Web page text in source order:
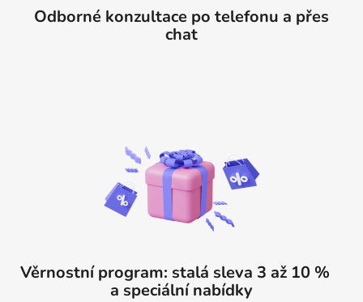
Odborné konzultace po telefonu a přes
chat
Věrnostní program: stalá sleva 3 až 10 %
a speciální nabídky